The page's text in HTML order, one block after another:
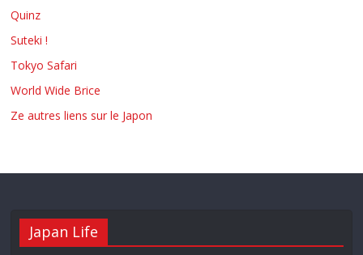
Quinz
Suteki !
Tokyo Safari
World Wide Brice
Ze autres liens sur le Japon
Japan Life